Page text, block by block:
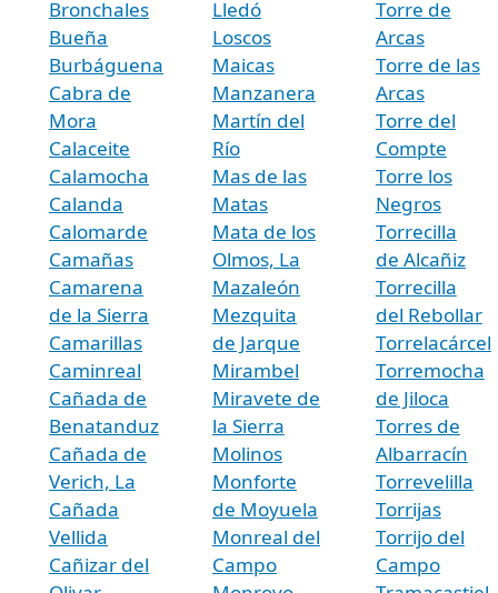
Bronchales
Bueña
Burbáguena
Cabra de
Mora
Calaceite
Calamocha
Calanda
Calomarde
Camañas
Camarena
de la Sierra
Camarillas
Caminreal
Cañada de
Benatanduz
Cañada de
Verich, La
Cañada
Vellida
Cañizar del
Lledó
Loscos
Maicas
Manzanera
Martín del
Río
Mas de las
Matas
Mata de los
Olmos, La
Mazaleón
Mezquita
de Jarque
Mirambel
Miravete de
la Sierra
Molinos
Monforte
de Moyuela
Monreal del
Campo
Torre de
Arcas
Torre de las
Arcas
Torre del
Compte
Torre los
Negros
Torrecilla
de Alcañiz
Torrecilla
del Rebollar
Torrelacárcel
Torremocha
de Jiloca
Torres de
Albarracín
Torrevelilla
Torrijas
Torrijo del
Campo